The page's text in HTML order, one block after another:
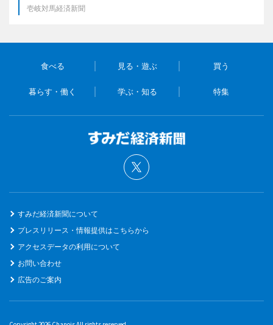
壱岐対馬経済新聞
食べる 見る・遊ぶ 買う
暮らす・働く 学ぶ・知る 特集
すみだ経済新聞について
プレスリリース・情報提供はこちらから
アクセスデータの利用について
お問い合わせ
広告のご案内